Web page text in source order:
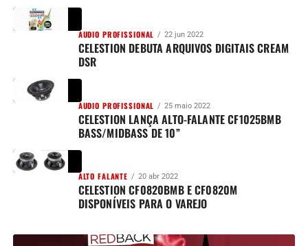
AUDIO PROFISSIONAL 22 jun 2022
CELESTION DEBUTA ARQUIVOS DIGITAIS CREAM
DSR
AUDIO PROFISSIONAL 25 maio 2022
CELESTION LANÇA ALTO-FALANTE CF1025BMB
BASS/MIDBASS DE 10”
ALTO FALANTE 20 abr 2022
CELESTION CF0820BMB E CF0820M
DISPONÍVEIS PARA O VAREJO